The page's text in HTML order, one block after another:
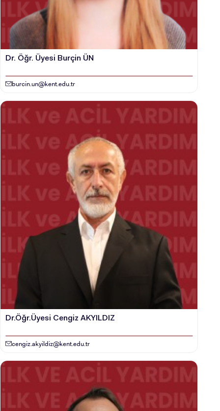
Dr. Öğr. Üyesi Burçin ÜN
burcin.un@kent.edu.tr
Dr.Öğr.Üyesi Cengiz AKYILDIZ
cengiz.akyildiz@kent.edu.tr